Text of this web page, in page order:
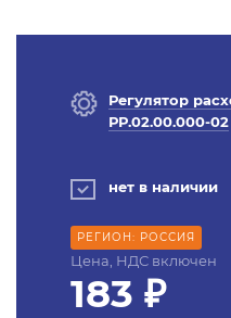
Регулятор
РР.02.00.000-02
нет в наличии
РЕГИОН: РОССИЯ
Цена, НДС включен
183 ₽